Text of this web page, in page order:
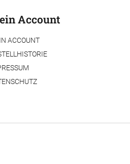
Account
ACCOUNT